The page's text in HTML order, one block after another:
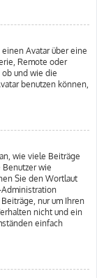
Avatar über eine
Remote oder
und wie die
benutzen können,
wie viele Beiträge
wie
Sie den Wortlaut
nur um Ihren
nicht und ein
einfach